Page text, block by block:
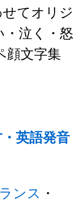
てオリジ
泣く・怒
顔文字集
英語発音
ンス ・